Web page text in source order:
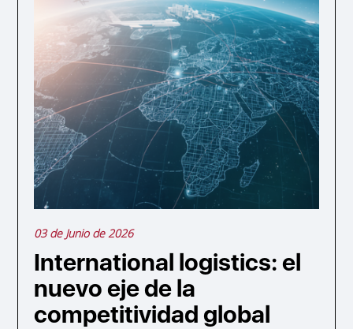
03 de Junio de 2026
International logistics: el
nuevo eje de la
competitividad global